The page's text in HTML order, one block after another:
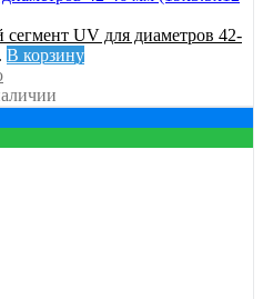
UV для диаметров 42-
В корзину